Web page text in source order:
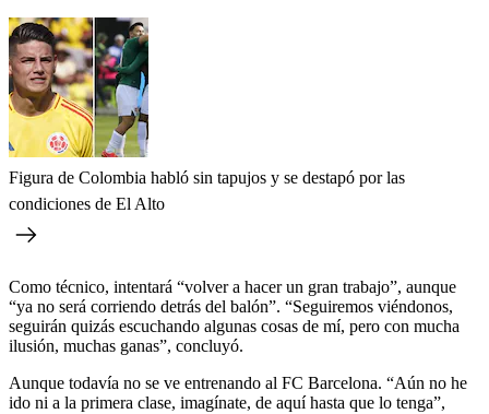
Figura de Colombia habló sin tapujos y se destapó por las
condiciones de El Alto
Como técnico, intentará “volver a hacer un gran trabajo”, aunque
“ya no será corriendo detrás del balón”. “Seguiremos viéndonos,
seguirán quizás escuchando algunas cosas de mí, pero con mucha
ilusión, muchas ganas”, concluyó.
Aunque todavía no se ve entrenando al FC Barcelona. “Aún no he
ido ni a la primera clase, imagínate, de aquí hasta que lo tenga”,